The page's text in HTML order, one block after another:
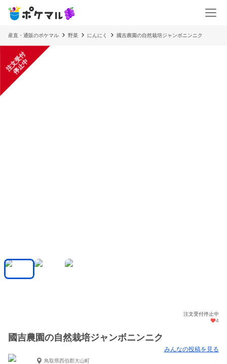
産直・通販のポケマル 野菜 にんにく 國吉農園の自然栽培ジャンボニンニク
注
文
受
付
停
止
中
注文受付停止中
4
國吉農園の自然栽培ジャンボニンニク
みんなの投稿を見る
鳥取県西伯郡大山町